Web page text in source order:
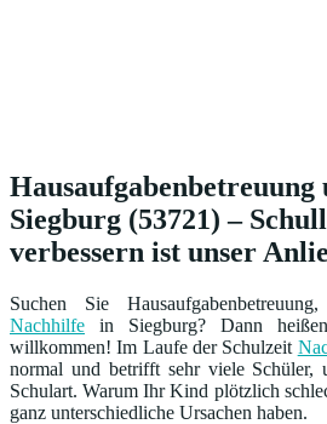
Siegburg (53721) –
verbessern ist unser
Suchen Sie
Nachhilfe in Siegburg? Dann
willkommen! Im Laufe der Schulzeit
normal und betrifft sehr viele Schüler,
Schulart. Warum Ihr Kind plötzlich
ganz unterschiedliche Ursachen haben.